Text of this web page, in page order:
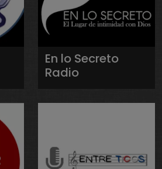
En lo Secreto
Radio